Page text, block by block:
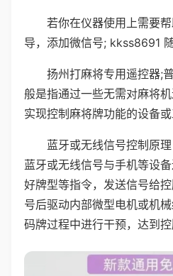
若你在仪器使用上需要
导，添加微信号; kkss8691 随
扬州打麻将专用遥控器;
般是指通过一些无需对麻将
实现控制麻将牌功能的设备或
蓝牙或无线信号控制原
蓝牙或无线信号与手机等设
好牌型等指令，发送信号给
号后驱动内部微型电机或机械
码牌过程中进行干预，达到控